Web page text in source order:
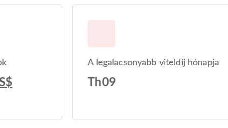
A legalacsonyabb viteldíj hónapja
Th09